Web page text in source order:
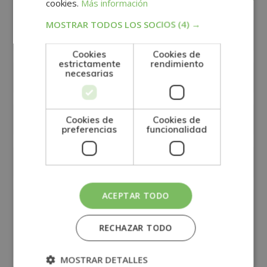
cookies. Más información
MOSTRAR TODOS LOS SOCIOS (4) →
Cookies
estrictamente
necesarias
Cookies de
rendimiento
Cookies de
preferencias
Cookies de
funcionalidad
ACEPTAR TODO
RECHAZAR TODO
MOSTRAR DETALLES